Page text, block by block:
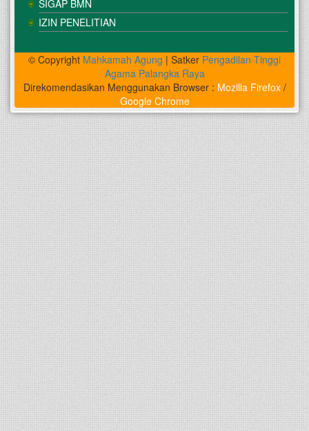
SIGAP BMN
IZIN PENELITIAN
© Copyright Mahkamah Agung | Satker Pengadilan Tinggi
Agama Palangka Raya
Direkomendasikan Menggunakan Browser : Mozilla Firefox/
Google Chrome